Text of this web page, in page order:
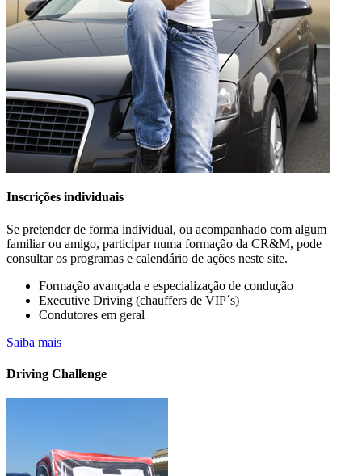
SAIBA MAIS AQUI... Inscreva-se na CR&M para
a ação de formação de Segurança Rodoviária
ANSR que inclui módulos práticos !
A sua empresa já possui veículos elétricos
na frota?
Saiba mais….. CONHEÇA OS CURSOS PARA CONDUTORES
Inscrições individuais
Se pretender de forma individual, ou acompanhado com algum
familiar ou amigo, participar numa formação da CR&M, pode
consultar os programas e calendário de ações neste site.
Formação avançada e especialização de condução
Executive Driving (chauffers de VIP´s)
Condutores em geral
Saiba mais
Driving Challenge